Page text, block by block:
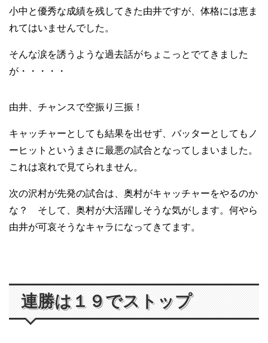
小中と優秀な成績を残してきた由井ですが、体格には恵ま
れてはいませんでした。
そんな涙を誘うような過去話がちょこっとでてきました
が・・・・・
由井、チャンスで空振り三振！
キャッチャーとしても結果を出せず、バッターとしてもノ
ーヒットというまさに最悪の試合となってしまいました。
これは哀れで見てられません。
次の沢村が先発の試合は、奥村がキャッチャーをやるのか
な？ そして、奥村が大活躍しそうな気がします。何やら
由井が可哀そうなキャラになってきてます。
連勝は１９でストップ